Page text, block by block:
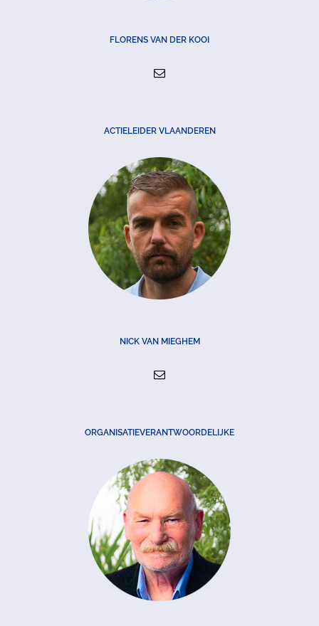
FLORENS VAN DER KOOI
ACTIELEIDER VLAANDEREN
NICK VAN MIEGHEM
ORGANISATIEVERANTWOORDELIJKE